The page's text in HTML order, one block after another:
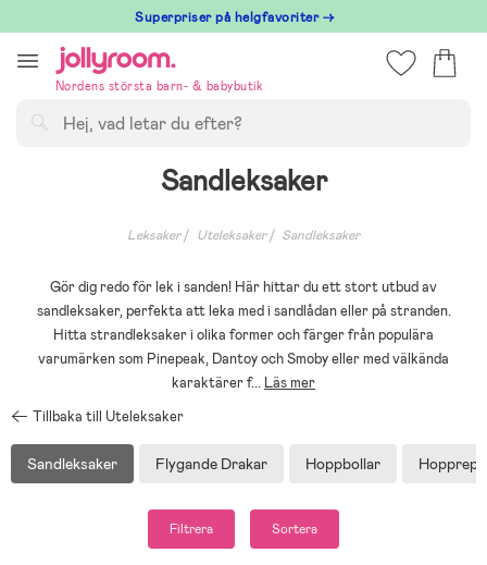
till
innehållet
Superpriser på helgfavoriter →
Nordens största barn- & babybutik
Sandleksaker
Leksaker Uteleksaker Sandleksaker
Gör dig redo för lek i sanden! Här hittar du ett stort utbud av
sandleksaker, perfekta att leka med i sandlådan eller på stranden.
Hitta strandleksaker i olika former och färger från populära
varumärken som Pinepeak, Dantoy och Smoby eller med välkända
karaktärer f... Läs mer
Tillbaka till Uteleksaker
Sandleksaker Flygande Drakar Hoppbollar Hopprep
Filtrera Sortera